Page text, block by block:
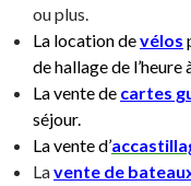
ou plus.
La location devélos
de hallage de l’heure
La vente de cartes
séjour.
La vente d’
Lavente de